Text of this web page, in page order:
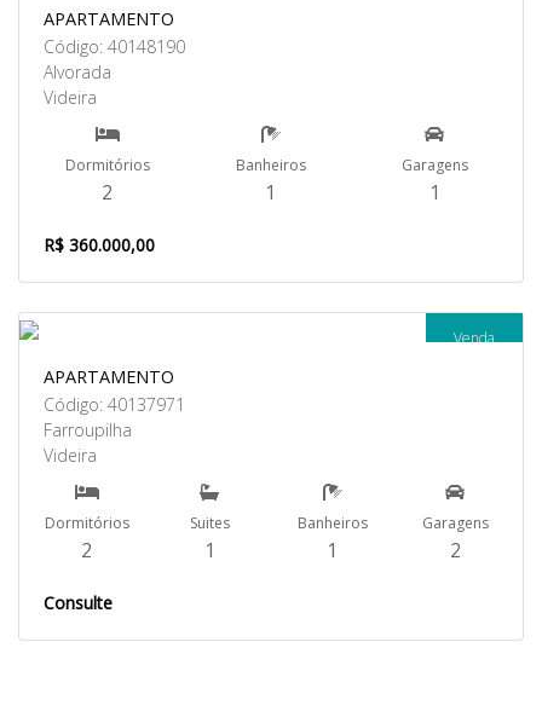
APARTAMENTO
Código: 40148190
Alvorada
Videira
Dormitórios
2
Banheiros
1
Garagens
1
R$ 360.000,00
Venda
APARTAMENTO
Código: 40137971
Farroupilha
Videira
Dormitórios
2
Suites
1
Banheiros
1
Garagens
2
Consulte